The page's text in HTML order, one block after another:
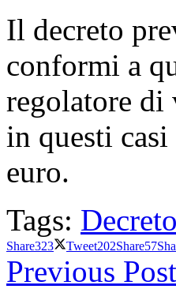
Il decreto
conformi a
regolatore di
in questi
euro.
Tags:
Share323 Tweet202Share57
Previous Post